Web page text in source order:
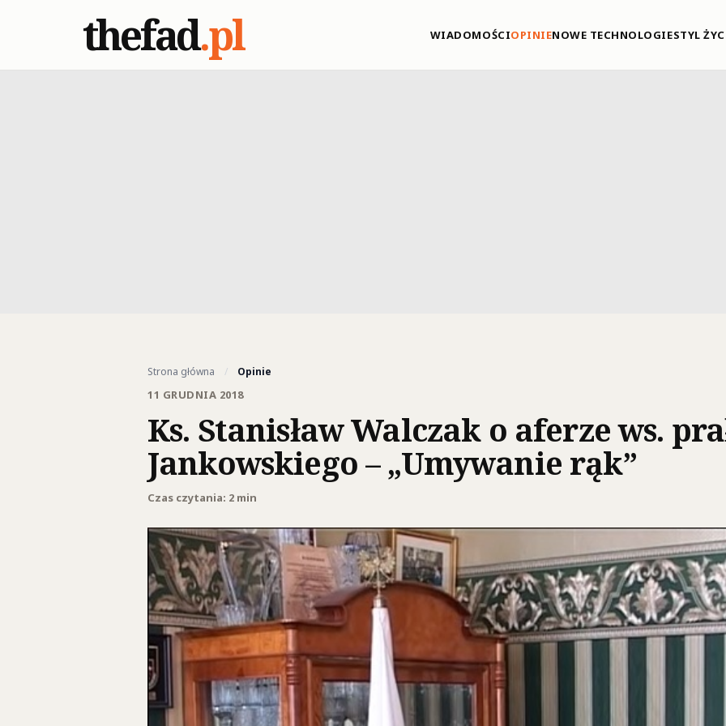
thefad.pl WIADOMOŚCIOPINIENOWE TECHNOLOGIESTYL
Strona główna / Opinie
11 GRUDNIA 2018
Ks. Stanisław Walczak o aferze ws.
Jankowskiego – „Umywanie rąk”
Czas czytania: 2 min